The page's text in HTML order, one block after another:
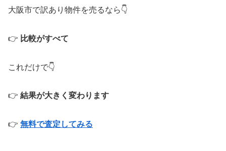
大阪市で訳あり物件を売るなら👇
👉 比較がすべて
これだけで👇
👉 結果が大きく変わります
👉 無料で査定してみる